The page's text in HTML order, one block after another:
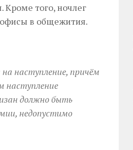
Кроме того, ночлег
в общежития.
наступление, причём
наступление
должно быть
недопустимо